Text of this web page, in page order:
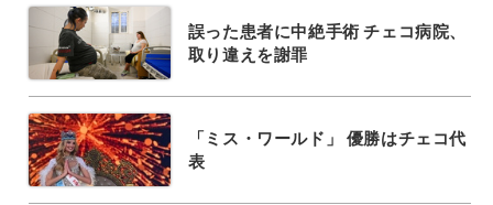
誤った患者に中絶手術 チェコ病院、
取り違えを謝罪
「ミス・ワールド」 優勝はチェコ代
表